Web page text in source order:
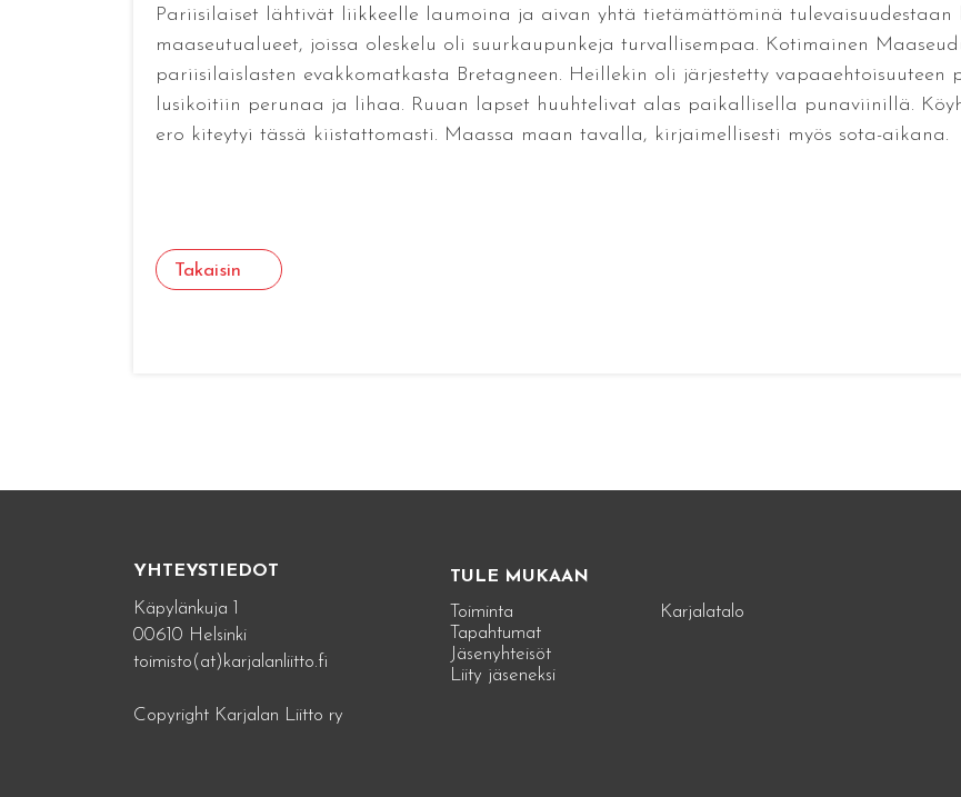
Pariisilaiset lähtivät liikkeelle laumoina ja aivan yhtä tietämättöminä
maaseutualueet, joissa oleskelu oli suurkaupunkeja turvallisempaa. Kotimainen
pariisilaislasten evakkomatkasta Bretagneen. Heillekin oli järjestetty vapaaehtoisuuteen
lusikoitiin perunaa ja lihaa. Ruuan lapset huuhtelivat alas paikallisella punaviinillä.
ero kiteytyi tässä kiistattomasti. Maassa maan tavalla, kirjaimellisesti myös sota-aikana.
Takaisin
YHTEYSTIEDOT
Käpylänkuja 1
00610 Helsinki
toimisto(at)karjalanliitto.fi
Copyright Karjalan Liitto ry
TULE MUKAAN
Toiminta
Tapahtumat
Jäsenyhteisöt
Liity jäseneksi
Karjalatalo